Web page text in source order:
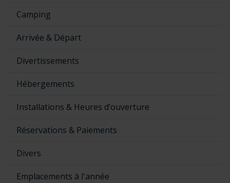
Camping
Arrivée & Départ
Divertissements
Hébergements
Installations & Heures d’ouverture
Réservations & Paiements
Divers
Emplacements à l'année